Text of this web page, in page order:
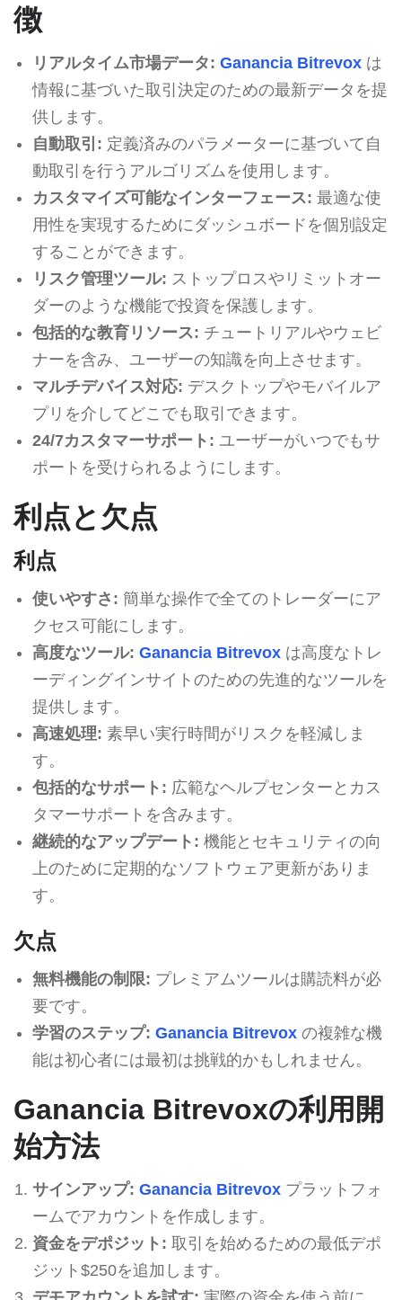
徴
リアルタイム市場データ: Ganancia Bitrevoxは
情報に基づいた取引決定のための最新データを提
供します。
自動取引: 定義済みのパラメーターに基づいて自
動取引を行うアルゴリズムを使用します。
カスタマイズ可能なインターフェース: 最適な使
用性を実現するためにダッシュボードを個別設定
することができます。
リスク管理ツール: ストップロスやリミットオー
ダーのような機能で投資を保護します。
包括的な教育リソース: チュートリアルやウェビ
ナーを含み、ユーザーの知識を向上させます。
マルチデバイス対応: デスクトップやモバイルア
プリを介してどこでも取引できます。
24/7カスタマーサポート: ユーザーがいつでもサ
ポートを受けられるようにします。
利点と欠点
利点
使いやすさ: 簡単な操作で全てのトレーダーにア
クセス可能にします。
高度なツール: Ganancia Bitrevoxは高度なトレ
ーディングインサイトのための先進的なツールを
提供します。
高速処理: 素早い実行時間がリスクを軽減しま
す。
包括的なサポート: 広範なヘルプセンターとカス
タマーサポートを含みます。
継続的なアップデート: 機能とセキュリティの向
上のために定期的なソフトウェア更新がありま
す。
欠点
無料機能の制限: プレミアムツールは購読料が必
要です。
学習のステップ: Ganancia Bitrevoxの複雑な機
能は初心者には最初は挑戦的かもしれません。
Ganancia Bitrevoxの利用開
始方法
サインアップ: Ganancia Bitrevoxプラットフォ
ームでアカウントを作成します。
資金をデポジット: 取引を始めるための最低デポ
ジット$250を追加します。